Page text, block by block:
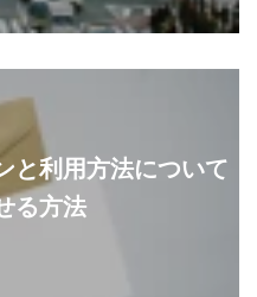
と利用方法について
る方法